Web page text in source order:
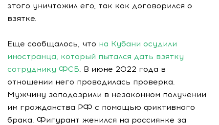
этого уничтожил его, так как договорился о
взятке.
Еще сообщалось, что на Кубани осудили
иностранца, который пытался дать взятку
сотруднику ФСБ. В июне 2022 года в
отношении него проводилась проверка.
Мужчину заподозрили в незаконном получении
им гражданства РФ с помощью фиктивного
брака. Фигурант женился на россиянке за